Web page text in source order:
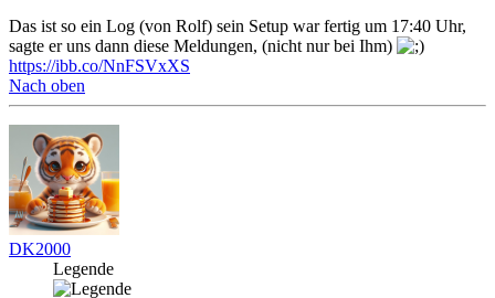
Das ist so ein Log (von Rolf) sein Setup war fertig um 17:40 Uhr,
sagte er uns dann diese Meldungen, (nicht nur bei Ihm)
https://ibb.co/NnFSVxXS
Nach oben
DK2000
Legende